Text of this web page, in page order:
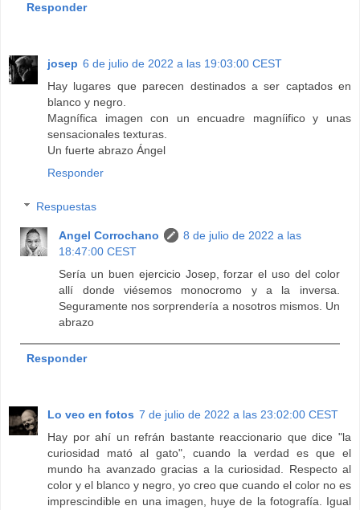
Responder
josep 6 de julio de 2022 a las 19:03:00 CEST
Hay lugares que parecen destinados a ser captados en
blanco y negro.
Magnífica imagen con un encuadre magníifico y unas
sensacionales texturas.
Un fuerte abrazo Ángel
Responder
Respuestas
Angel Corrochano
8 de julio de 2022 a las
18:47:00 CEST
Sería un buen ejercicio Josep, forzar el uso del color
allí donde viésemos monocromo y a la inversa.
Seguramente nos sorprendería a nosotros mismos. Un
abrazo
Responder
Lo veo en fotos 7 de julio de 2022 a las 23:02:00 CEST
Hay por ahí un refrán bastante reaccionario que dice "la
curiosidad mató al gato", cuando la verdad es que el
mundo ha avanzado gracias a la curiosidad. Respecto al
color y el blanco y negro, yo creo que cuando el color no es
imprescindible en una imagen, huye de la fotografía. Igual